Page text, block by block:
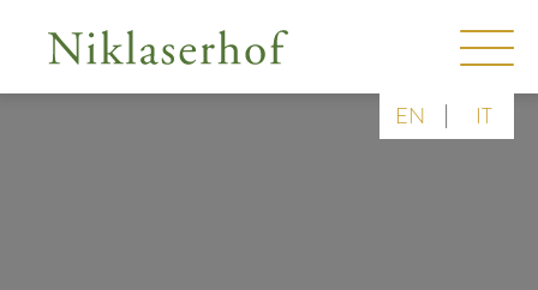
EN | IT